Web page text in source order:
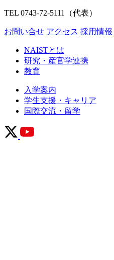
TEL 0743-72-5111（代表）
お問い合せ アクセス 採用情報
NAISTとは
研究・産官学連携
教育
入学案内
学生支援・キャリア
国際交流・留学